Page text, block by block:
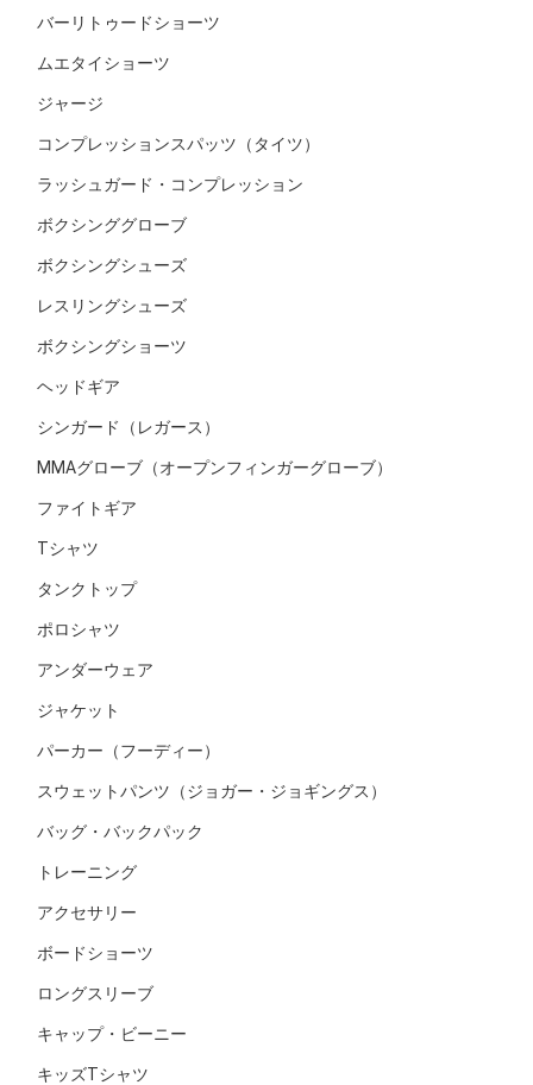
バーリトゥードショーツ
ムエタイショーツ
ジャージ
コンプレッションスパッツ（タイツ）
ラッシュガード・コンプレッション
ボクシンググローブ
ボクシングシューズ
レスリングシューズ
ボクシングショーツ
ヘッドギア
シンガード（レガース）
MMAグローブ（オープンフィンガーグローブ）
ファイトギア
Tシャツ
タンクトップ
ポロシャツ
アンダーウェア
ジャケット
パーカー（フーディー）
スウェットパンツ（ジョガー・ジョギングス）
バッグ・バックパック
トレーニング
アクセサリー
ボードショーツ
ロングスリーブ
キャップ・ビーニー
キッズTシャツ